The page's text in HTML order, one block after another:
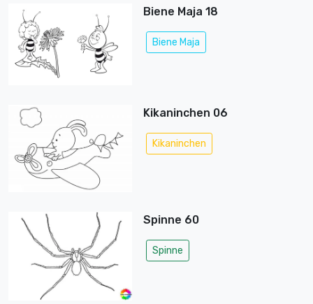
Biene Maja 18
Biene Maja
Kikaninchen 06
Kikaninchen
Spinne 60
Spinne